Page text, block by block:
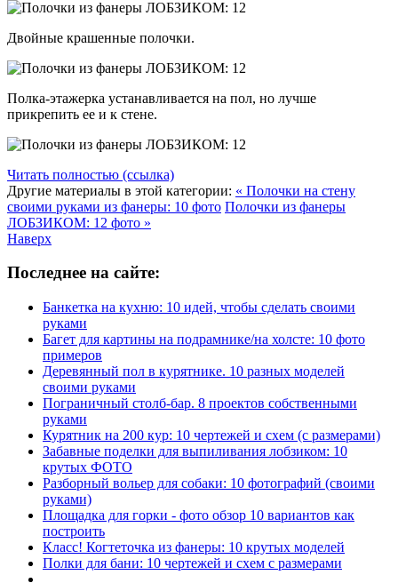
Двойные крашенные полочки.
Полка-этажерка устанавливается на пол, но лучше
прикрепить ее и к стене.
Читать полностью (ссылка)
Другие материалы в этой категории: « Полочки на стену
своими руками из фанеры: 10 фото Полочки из фанеры
ЛОБЗИКОМ: 12 фото »
Наверх
Последнее на сайте:
Банкетка на кухню: 10 идей, чтобы сделать своими
руками
Багет для картины на подрамнике/на холсте: 10 фото
примеров
Деревянный пол в курятнике. 10 разных моделей
своими руками
Пограничный столб-бар. 8 проектов собственными
руками
Курятник на 200 кур: 10 чертежей и схем (с размерами)
Забавные поделки для выпиливания лобзиком: 10
крутых ФОТО
Разборный вольер для собаки: 10 фотографий (своими
руками)
Площадка для горки - фото обзор 10 вариантов как
построить
Класс! Когтеточка из фанеры: 10 крутых моделей
Полки для бани: 10 чертежей и схем с размерами